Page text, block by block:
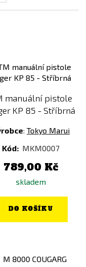
manuální pistole
KP 85 - Stříbrná
: Tokyo Marui
Kód: MKM0007
789,00 Kč
skladem
DO KOŠÍKU